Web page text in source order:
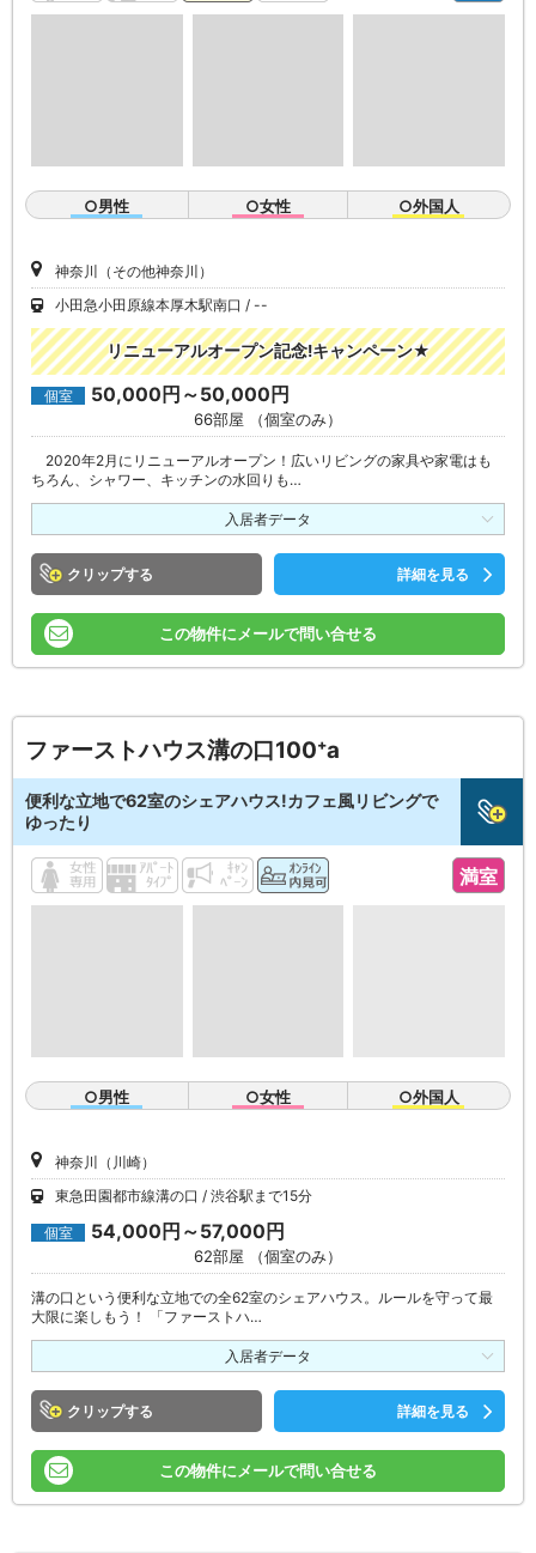
○男性 ○女性 ○外国人
神奈川（その他神奈川）
小田急小田原線本厚木駅南口
--
リニューアルオープン記念!キャンペーン★
個室 50,000円～50,000円
66部屋 （個室のみ）
2020年2月にリニューアルオープン！広いリビングの家具や家電はも
ちろん、シャワー、キッチンの水回りも…
入居者データ
クリップ 詳細を見る
この物件にメールで問い合せる
ファーストハウス溝の口100⁺a
便利な立地で62室のシェアハウス!カフェ風リビングで
ゆったり
満室
○男性 ○女性 ○外国人
神奈川（川崎）
東急田園都市線溝の口
渋谷駅まで15分
個室 54,000円～57,000円
62部屋 （個室のみ）
溝の口という便利な立地での全62室のシェアハウス。ルールを守って最
大限に楽しもう！ 「ファーストハ…
入居者データ
クリップ 詳細を見る
この物件にメールで問い合せる